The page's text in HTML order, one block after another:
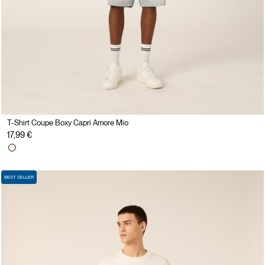
T-Shirt Coupe Boxy Capri Amore Mio
17,99 €
BEST SELLER